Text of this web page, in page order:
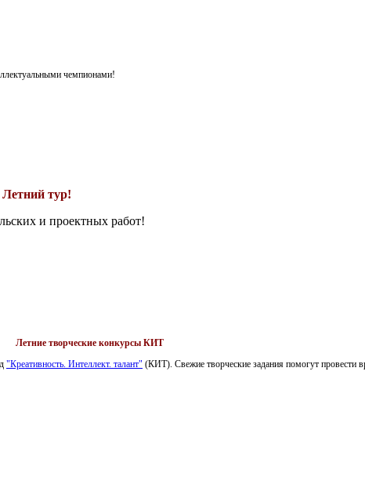
чемпионами!
тур!
и проектных работ!
Летние творческие конкурсы КИТ
"Креативность. Интеллект. талант" (КИТ). Свежие творческие задания помогут провести